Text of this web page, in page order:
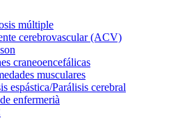
múltiple
cerebrovascular (ACV)
craneoencefálicas
musculares
espástica/Parálisis cerebral
enfermerià